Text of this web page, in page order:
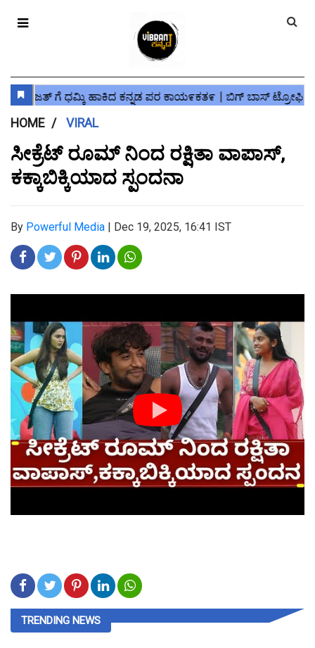
HOME VIRAL
ಸೀಕ್ರೆಟ್ ರೂಮ್ ನಿಂದ ರಕ್ಷಿತಾ ವಾಪಾಸ್,
ಕಕ್ಕಾಬಿಕ್ಕಿಯಾದ ಸ್ಪಂದನಾ
By Powerful Media | Dec 19, 2025, 16:41 IST
TRENDING NEWS